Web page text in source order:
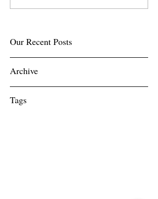
Our Recent Posts
Archive
Tags